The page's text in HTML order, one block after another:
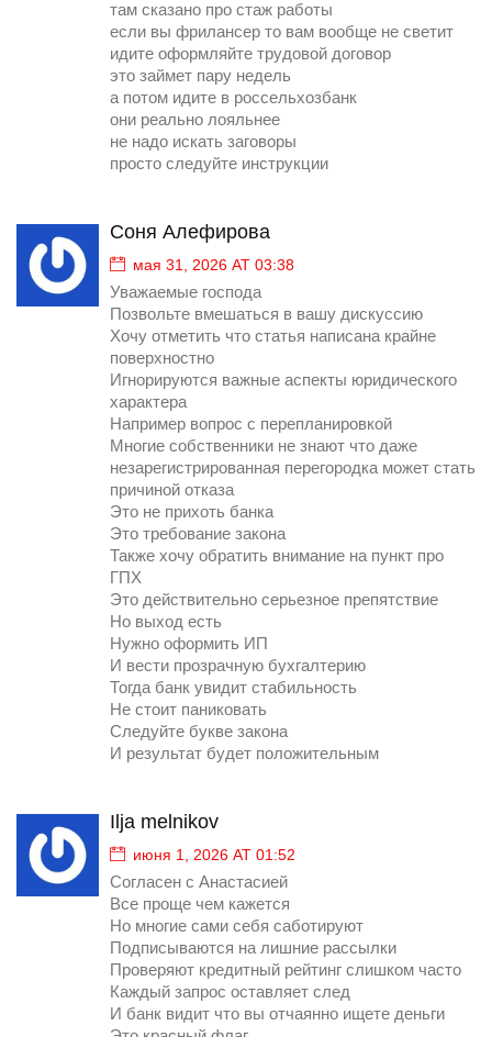
там сказано про стаж работы
если вы фрилансер то вам вообще не светит
идите оформляйте трудовой договор
это займет пару недель
а потом идите в россельхозбанк
они реально лояльнее
не надо искать заговоры
просто следуйте инструкции
Соня Алефирова
мая 31, 2026 AT 03:38
Уважаемые господа
Позвольте вмешаться в вашу дискуссию
Хочу отметить что статья написана крайне
поверхностно
Игнорируются важные аспекты юридического
характера
Например вопрос с перепланировкой
Многие собственники не знают что даже
незарегистрированная перегородка может стать
причиной отказа
Это не прихоть банка
Это требование закона
Также хочу обратить внимание на пункт про
ГПХ
Это действительно серьезное препятствие
Но выход есть
Нужно оформить ИП
И вести прозрачную бухгалтерию
Тогда банк увидит стабильность
Не стоит паниковать
Следуйте букве закона
И результат будет положительным
Ilja melnikov
июня 1, 2026 AT 01:52
Согласен с Анастасией
Все проще чем кажется
Но многие сами себя саботируют
Подписываются на лишние рассылки
Проверяют кредитный рейтинг слишком часто
Каждый запрос оставляет след
И банк видит что вы отчаянно ищете деньги